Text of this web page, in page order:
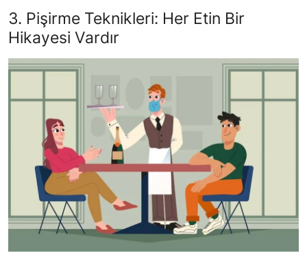
3. Pişirme Teknikleri: Her Etin Bir
Hikayesi Vardır